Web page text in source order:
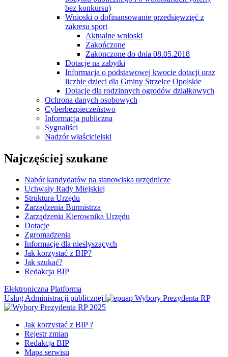
bez konkursu)
Wnioski o dofinansowanie przedsięwzięć z
zakresu sport
Aktualne wnioski
Zakończone
Zakonczone do dnia 08.05.2018
Dotacje na zabytki
Informacja o podstawowej kwocie dotacji oraz
liczbie dzieci dla Gminy Strzelce Opolskie
Dotacje dla rodzinnych ogrodów działkowych
Ochrona danych osobowych
Cyberbezpieczeństwo
Informacja publiczna
Sygnaliści
Nadzór właścicielski
Najczęściej szukane
Nabór kandydatów na stanowiska urzędnicze
Uchwały Rady Miejskiej
Struktura Urzędu
Zarządzenia Burmistrza
Zarządzenia Kierownika Urzędu
Dotacje
Zgromadzenia
Informacje dla niesłyszących
Jak korzystać z BIP?
Jak szukać?
Redakcja BIP
Elektroniczna Platforma
Usług Administracji publicznej
Wybory Prezydenta RP
Jak korzystać z BIP ?
Rejestr zmian
Redakcja BIP
Mapa serwisu